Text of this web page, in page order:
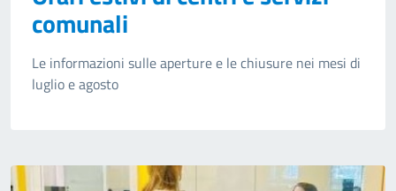
comunali
Le informazioni sulle aperture e le chiusure nei mesi di
luglio e agosto